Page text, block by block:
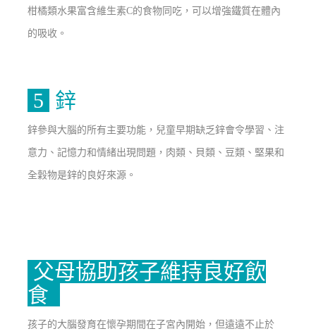
柑橘類水果富含維生素C的食物同吃，可以增強鐵質在體內
的吸收。
5 鋅
鋅參與大腦的所有主要功能，兒童早期缺乏鋅會令學習、注
意力、記憶力和情緒出現問題，肉類、貝類、豆類、堅果和
全穀物是鋅的良好來源。
父母協助孩子維持良好飲
食
孩子的大腦發育在懷孕期間在子宮內開始，但遠遠不止於